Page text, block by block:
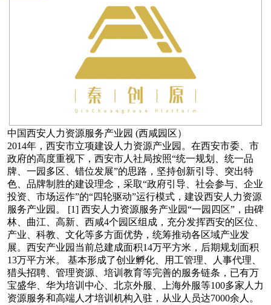
中国西安人力资源服务产业园 (西咸园区）
2014年，西安市立项建设人力资源产业园。在西安市委、市
政府的高度重视下，西安市人社局按照“统一规划、统一品
牌、一园多区、错位发展”的思路，坚持创新引导、突出特
色、品牌制胜的建设理念，采取“政府引导、社会参与、企业
投资、市场运作”的“四轮驱动”运行模式，建设西安人力资源
服务产业园。 [1] 西安人力资源服务产业园“一园四区”，由碑
林、曲江、高新、西咸4个园区组成，充分发挥西安的区位、
产业、科教、文化等多方面优势，统筹推动各区域产业发
展。西安产业园当前总建成面积14万平方米，后期规划面积
13万平方米。 基本形成了创业孵化、用工管理、人事代理、
猎头招聘、管理资源、培训教育等完善的服务链条，已有万
宝盛华、华为培训中心、北京外服、上海外服等100多家人力
资源服务和高端人才培训机构入驻，从业人员达7000余人。